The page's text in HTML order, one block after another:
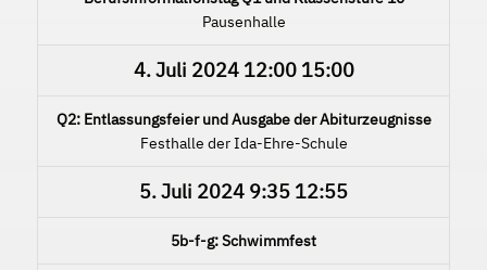
Pausenhalle
4. Juli 202412:00 15:00
Q2: Entlassungsfeier und Ausgabe der Abiturzeugnisse
Festhalle der Ida-Ehre-Schule
5. Juli 2024 9:35 12:55
5b-f-g: Schwimmfest